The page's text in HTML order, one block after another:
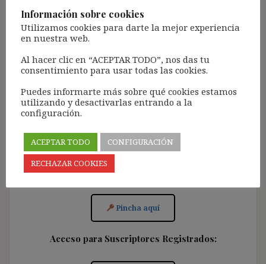
revisar la bandeja de «Spam»).
Más de 11.500 personas ya se han suscrito.
Lamento los inconvenientes que este trámite pueda
causar.
[Con el registro aceptas la política de privacidad del
blog: https://ignasibeltran.com/politica-de-privacidad/]
Acceso para Suscribirse al Blog (GRATIS):
Pincha aquí
Acceso para Suscriptores Registrados:
Información sobre cookies
Utilizamos cookies para darte la mejor experiencia
en nuestra web.
Al hacer clic en “ACEPTAR TODO”, nos das tu
consentimiento para usar todas las cookies.
Puedes informarte más sobre qué cookies estamos
utilizando y desactivarlas entrando a la
configuración.
ACEPTAR TODO
CONFIGURACIÓN
RECHAZAR COOKIES